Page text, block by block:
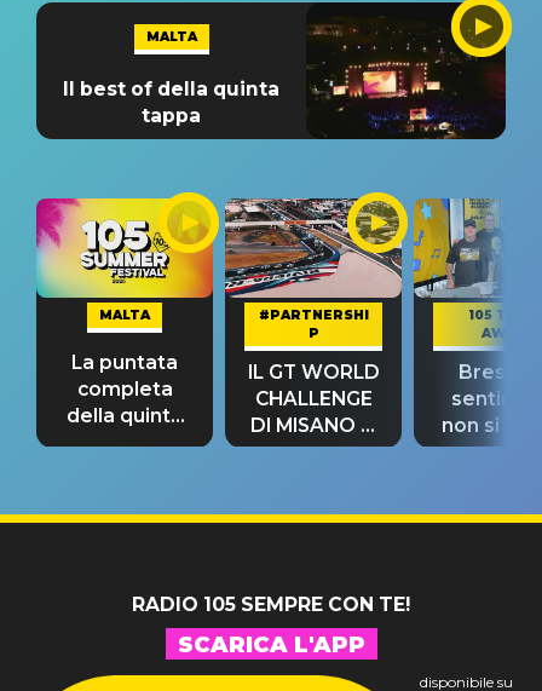
MALTA
Il best of della quinta
tappa
MALTA
La puntata
completa
della quinta
tappa
#PARTNERSHI
P
IL GT WORLD
CHALLENGE
DI MISANO si
riconferma
105 TAKE
AWAY
Bresh:
non si
fino alla
RADIO 105 SEMPRE CON TE!
SCARICA L'APP
disponibile su